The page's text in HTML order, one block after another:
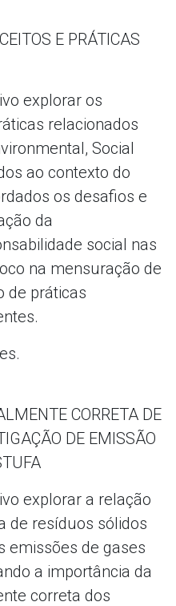
E PRÁTICAS
explorar os
relacionados
Social
ao contexto do
os desafios e
da
social nas
na mensuração de
de práticas
CORRETA DE
DE EMISSÃO
explorar a relação
de resíduos sólidos
emissões de gases
a importância da
correta dos